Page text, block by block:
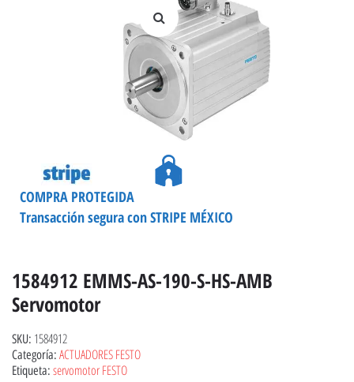
Transacción segura con STRIPE MÉXICO
COMPRA PROTEGIDA
1584912 EMMS-AS-190-S-HS-AMB
Servomotor
SKU: 1584912
Categoría: ACTUADORES FESTO
Etiqueta: servomotor FESTO